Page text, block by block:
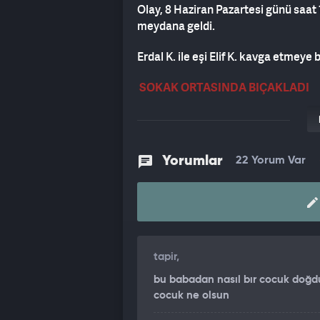
Olay, 8 Haziran Pazartesi günü
meydana geldi.
Erdal K. ile eşi Elif K. kavga etmeye
SOKAK ORTASINDA BIÇAKLADI
Sokağa çıkan ikiliden Erdal K.,
Çevredeki vatandaşların ihbarı
Erdal K.,olay yerine gelen polise
Polis ekipleri, öfkeli kalabalığı
Yorumlar 22 Yorum Var
tapir,
bu babadan nasıl bır cocuk
cocuk ne olsun